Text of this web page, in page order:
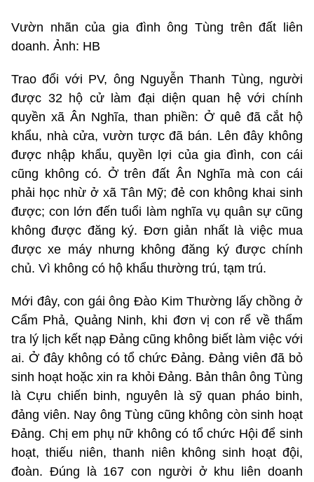
Vườn nhãn của gia đình ông Tùng trên đất liên
doanh. Ảnh: HB
Trao đổi với PV, ông Nguyễn Thanh Tùng, người
được 32 hộ cử làm đại diện quan hệ với chính
quyền xã Ân Nghĩa, than phiền: Ở quê đã cắt hộ
khẩu, nhà cửa, vườn tược đã bán. Lên đây không
được nhập khẩu, quyền lợi của gia đình, con cái
cũng không có. Ở trên đất Ân Nghĩa mà con cái
phải học nhừ ở xã Tân Mỹ; đẻ con không khai sinh
được; con lớn đến tuổi làm nghĩa vụ quân sự cũng
không được đăng ký. Đơn giản nhất là việc mua
được xe máy nhưng không đăng ký được chính
chủ. Vì không có hộ khẩu thường trú, tạm trú.
Mới đây, con gái ông Đào Kim Thường lấy chồng ở
Cẩm Phả, Quảng Ninh, khi đơn vị con rể về thẩm
tra lý lịch kết nạp Đảng cũng không biết làm việc với
ai. Ở đây không có tổ chức Đảng. Đảng viên đã bỏ
sinh hoạt hoặc xin ra khỏi Đảng. Bản thân ông Tùng
là Cựu chiến binh, nguyên là sỹ quan pháo binh,
đảng viên. Nay ông Tùng cũng không còn sinh hoạt
Đảng. Chị em phụ nữ không có tổ chức Hội để sinh
hoạt, thiếu niên, thanh niên không sinh hoạt đội,
đoàn. Đúng là 167 con người ở khu liên doanh